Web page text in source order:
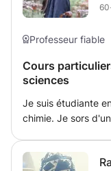
Professeur fiable
Cours
sciences
Je suis étudiante
chimie. Je sors
aider à mieux